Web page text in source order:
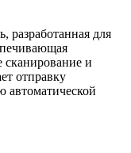
для
сканирование и
отправку
автоматической